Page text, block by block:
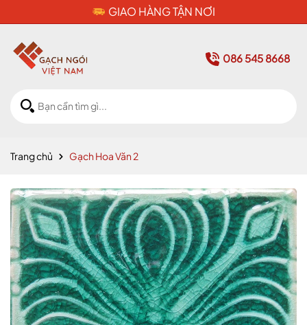
CAM KẾT HÀNG CHÍNH HÃNG
086 545 8668
Trang chủ Gạch Hoa Văn 2